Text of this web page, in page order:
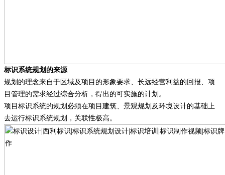
标识系统规划的来源
规划的理念来自于区域及项目的形象要求、长远经营利益的回报、项
目管理的需求经过综合分析，得出的可实施的计划。
项目标识系统的规划必须在项目建筑、景观规划及环境设计的基础上
去运行标识系统规划，关联性极高。